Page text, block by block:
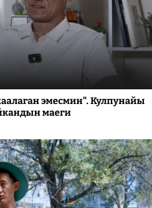
эмесмин". Кулпунайы
маеги